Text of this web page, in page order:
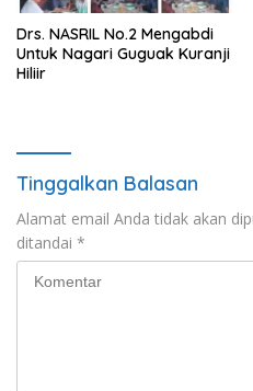
Drs. NASRIL No.2 Mengabdi
Untuk Nagari Guguak Kuranji
Hiliir
Tinggalkan Balasan
Alamat email Anda tidak akan
ditandai *